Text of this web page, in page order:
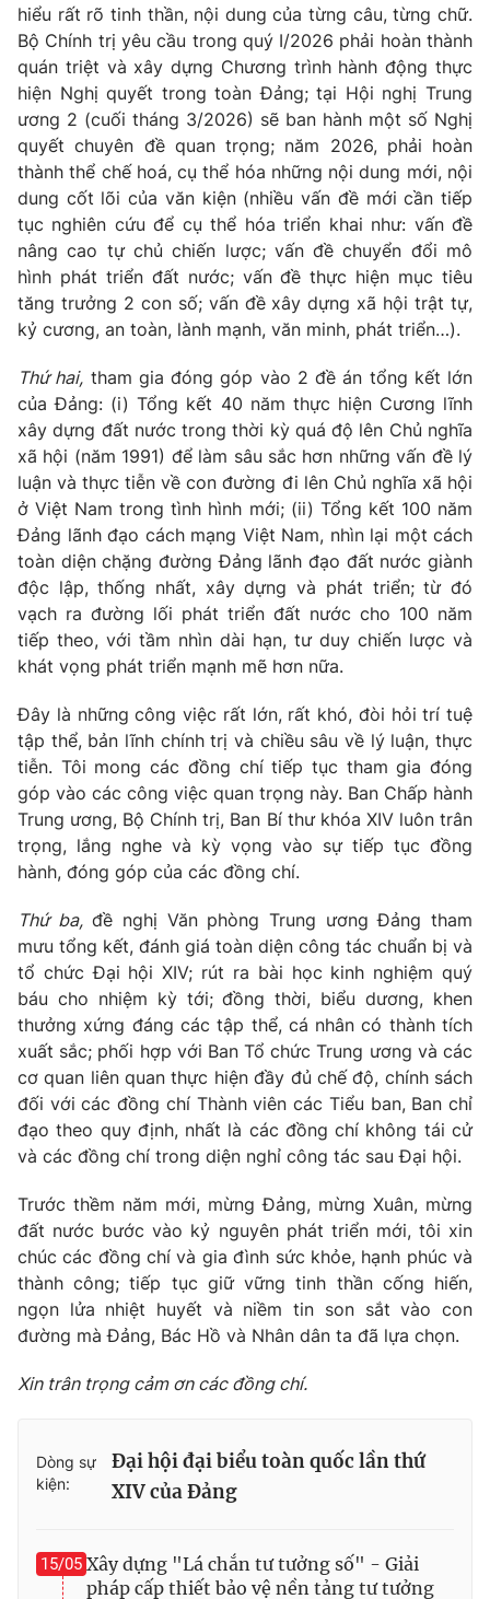
hiểu rất rõ tinh thần, nội dung của từng câu, từng chữ.
Bộ Chính trị yêu cầu trong quý I/2026 phải hoàn thành
quán triệt và xây dựng Chương trình hành động thực
hiện Nghị quyết trong toàn Đảng; tại Hội nghị Trung
ương 2 (cuối tháng 3/2026) sẽ ban hành một số Nghị
quyết chuyên đề quan trọng; năm 2026, phải hoàn
thành thể chế hoá, cụ thể hóa những nội dung mới, nội
dung cốt lõi của văn kiện (nhiều vấn đề mới cần tiếp
tục nghiên cứu để cụ thể hóa triển khai như: vấn đề
nâng cao tự chủ chiến lược; vấn đề chuyển đổi mô
hình phát triển đất nước; vấn đề thực hiện mục tiêu
tăng trưởng 2 con số; vấn đề xây dựng xã hội trật tự,
kỷ cương, an toàn, lành mạnh, văn minh, phát triển…).
Thứ hai, tham gia đóng góp vào 2 đề án tổng kết lớn
của Đảng: (i) Tổng kết 40 năm thực hiện Cương lĩnh
xây dựng đất nước trong thời kỳ quá độ lên Chủ nghĩa
xã hội (năm 1991) để làm sâu sắc hơn những vấn đề lý
luận và thực tiễn về con đường đi lên Chủ nghĩa xã hội
ở Việt Nam trong tình hình mới; (ii) Tổng kết 100 năm
Đảng lãnh đạo cách mạng Việt Nam, nhìn lại một cách
toàn diện chặng đường Đảng lãnh đạo đất nước giành
độc lập, thống nhất, xây dựng và phát triển; từ đó
vạch ra đường lối phát triển đất nước cho 100 năm
tiếp theo, với tầm nhìn dài hạn, tư duy chiến lược và
khát vọng phát triển mạnh mẽ hơn nữa.
Đây là những công việc rất lớn, rất khó, đòi hỏi trí tuệ
tập thể, bản lĩnh chính trị và chiều sâu về lý luận, thực
tiễn. Tôi mong các đồng chí tiếp tục tham gia đóng
góp vào các công việc quan trọng này. Ban Chấp hành
Trung ương, Bộ Chính trị, Ban Bí thư khóa XIV luôn trân
trọng, lắng nghe và kỳ vọng vào sự tiếp tục đồng
hành, đóng góp của các đồng chí.
Thứ ba,đề nghị Văn phòng Trung ương Đảng tham
mưu tổng kết, đánh giá toàn diện công tác chuẩn bị và
tổ chức Đại hội XIV; rút ra bài học kinh nghiệm quý
báu cho nhiệm kỳ tới; đồng thời, biểu dương, khen
thưởng xứng đáng các tập thể, cá nhân có thành tích
xuất sắc; phối hợp với Ban Tổ chức Trung ương và các
cơ quan liên quan thực hiện đầy đủ chế độ, chính sách
đối với các đồng chí Thành viên các Tiểu ban, Ban chỉ
đạo theo quy định, nhất là các đồng chí không tái cử
và các đồng chí trong diện nghỉ công tác sau Đại hội.
Trước thềm năm mới, mừng Đảng, mừng Xuân, mừng
đất nước bước vào kỷ nguyên phát triển mới, tôi xin
chúc các đồng chí và gia đình sức khỏe, hạnh phúc và
thành công; tiếp tục giữ vững tinh thần cống hiến,
ngọn lửa nhiệt huyết và niềm tin son sắt vào con
đường mà Đảng, Bác Hồ và Nhân dân ta đã lựa chọn.
Xin trân trọng cảm ơn các đồng chí.
Dòng sự
kiện:
Đại hội đại biểu toàn quốc lần thứ
XIV của Đảng
15/05 Xây dựng "Lá chắn tư tưởng số" - Giải
pháp cấp thiết bảo vệ nền tảng tư tưởng